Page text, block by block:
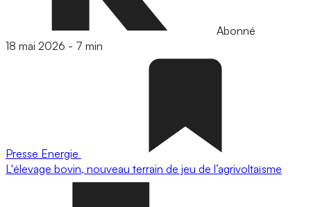
Abonné
18 mai 2026 - 7 min
Presse Energie
L'élevage bovin, nouveau terrain de jeu de l’agrivoltaïsme